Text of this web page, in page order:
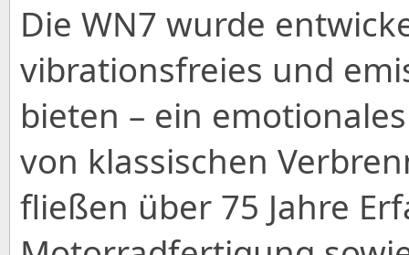
Die WN7 wurde
vibrationsfreies und
bieten – ein
von klassischen
fließen über 75 Jahre